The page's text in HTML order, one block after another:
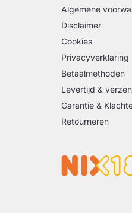
Algemene
Disclaimer
Cookies
Privacyverklaring
Betaalmethoden
Levertijd &
Garantie &
Retourneren